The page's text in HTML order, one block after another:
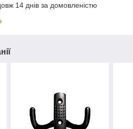
14 днів за домовленістю